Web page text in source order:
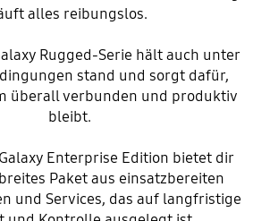
alles reibungslos.
Rugged-Serie hält auch unter
stand und sorgt dafür,
überall verbunden und produktiv
bleibt.
Enterprise Edition bietet dir
Paket aus einsatzbereiten
und Services, das auf langfristige